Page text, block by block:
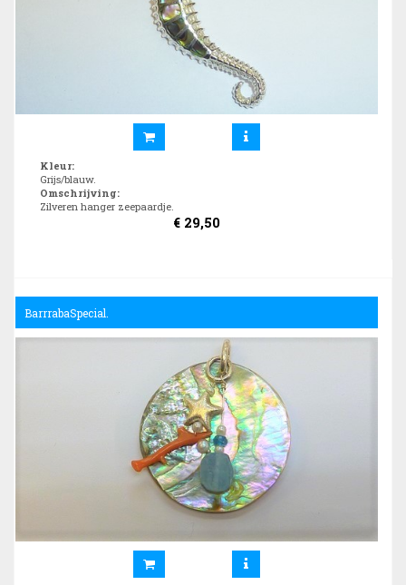
Kleur:
Grijs/blauw.
Omschrijving:
Zilveren hanger zeepaardje.
€ 29,50
BarrrabaSpecial.